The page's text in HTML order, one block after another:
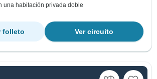
una habitación privada doble
Ver circuito
folleto